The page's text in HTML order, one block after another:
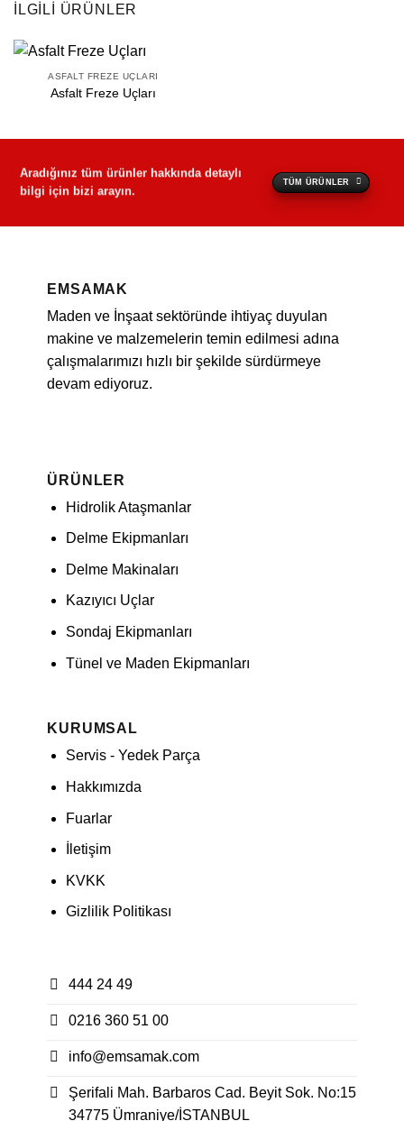
İLGILI ÜRÜNLER
ASFALT FREZE UÇLARI
Asfalt Freze Uçları
Aradığınız tüm ürünler hakkında detaylı
bilgi için bizi arayın.
TÜM ÜRÜNLER
EMSAMAK
Maden ve İnşaat sektöründe ihtiyaç duyulan
makine ve malzemelerin temin edilmesi adına
çalışmalarımızı hızlı bir şekilde sürdürmeye
devam ediyoruz.
ÜRÜNLER
Hidrolik Ataşmanlar
Delme Ekipmanları
Delme Makinaları
Kazıyıcı Uçlar
Sondaj Ekipmanları
Tünel ve Maden Ekipmanları
KURUMSAL
Servis - Yedek Parça
Hakkımızda
Fuarlar
İletişim
KVKK
Gizlilik Politikası
444 24 49
0216 360 51 00
info@emsamak.com
Şerifali Mah. Barbaros Cad. Beyit Sok. No:15
34775 Ümraniye/İSTANBUL